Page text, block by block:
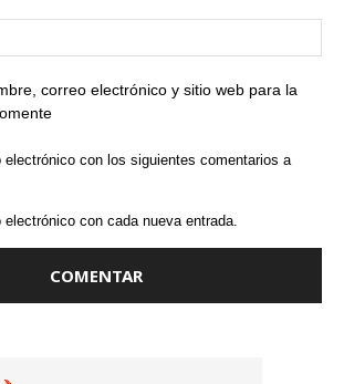
correo electrónico y sitio web para la
electrónico con los siguientes comentarios a
electrónico con cada nueva entrada.